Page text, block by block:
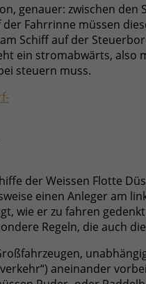
genauer: zwischen
Fahrrinne müssen
Schiff auf der
ein stromabwärts,
steuern muss.
der Weissen Flotte
einen Anleger am
wie er zu fahren
Regeln, die auch
aneinander